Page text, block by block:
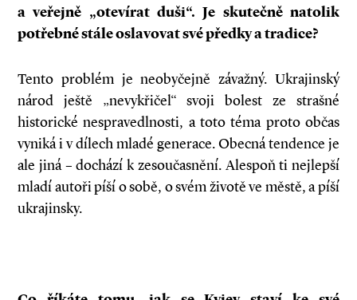
a veřejně „otevírat duši“. Je skutečně natolik
potřebné stále oslavovat své předky atradice?
Tento problém je neobyčejně závažný. Ukrajinský
národ ještě „nevykřičel“ svoji bolest ze strašné
historické nespravedlnosti, a toto téma proto občas
vyniká i v dílech mladé generace. Obecná tendence je
ale jiná – dochází k zesoučasnění. Alespoň ti nejlepší
mladí autoři píší o sobě, o svém životě ve městě, a píší
ukrajinsky.